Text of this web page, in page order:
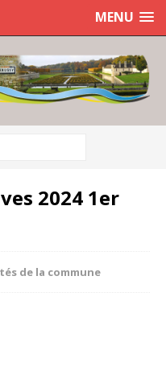
MENU
2024 1er
de la commune